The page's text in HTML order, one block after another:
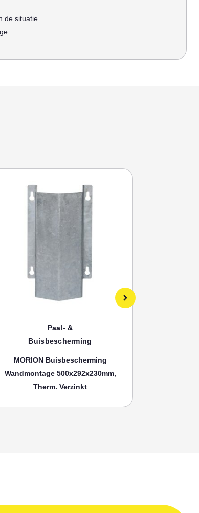
de situatie
Paal- &
Buisbescherming
MORION Buisbescherming
Wandmontage 500x292x230mm,
Therm. Verzinkt